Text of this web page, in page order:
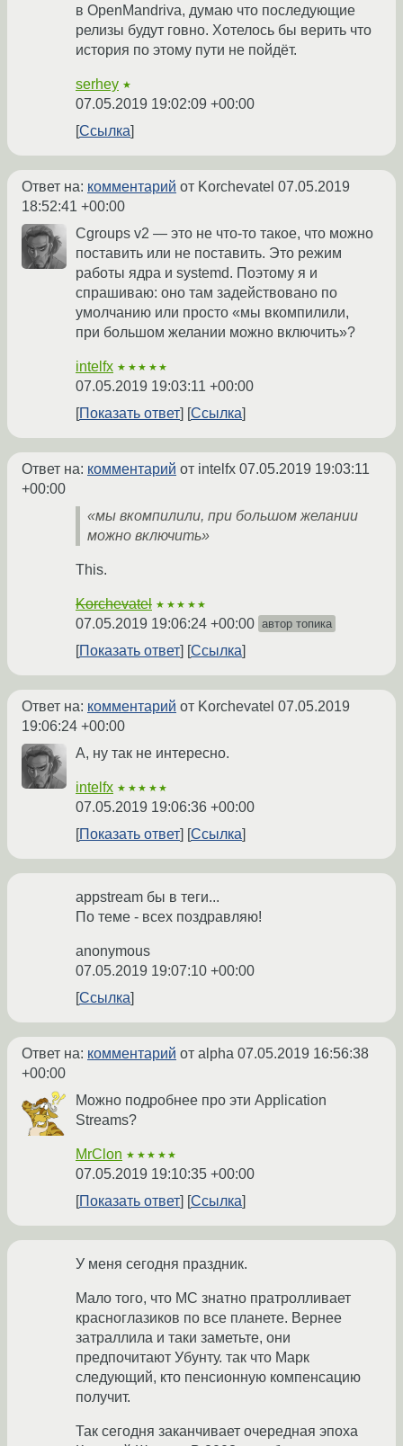
в OpenMandriva, думаю что последующие
релизы будут говно. Хотелось бы верить что
история по этому пути не пойдёт.
serhey ★
07.05.2019 19:02:09 +00:00
Ссылка
Ответ на: комментарий от Korchevatel 07.05.2019
18:52:41 +00:00
Cgroups v2 — это не что-то такое, что можно
поставить или не поставить. Это режим
работы ядра и systemd. Поэтому я и
спрашиваю: оно там задействовано по
умолчанию или просто «мы вкомпилили,
при большом желании можно включить»?
intelfx ★★★★★
07.05.2019 19:03:11 +00:00
Показать ответ
Ссылка
Ответ на: комментарий от intelfx 07.05.2019 19:03:11
+00:00
«мы вкомпилили, при большом желании
можно включить»
This.
Korchevatel ★★★★★
07.05.2019 19:06:24 +00:00 автор топика
Показать ответ Ссылка
Ответ на: комментарий от Korchevatel 07.05.2019
19:06:24 +00:00
А, ну так не интересно.
intelfx ★★★★★
07.05.2019 19:06:36 +00:00
Показать ответ
Ссылка
appstream бы в теги...
По теме - всех поздравляю!
anonymous
07.05.2019 19:07:10 +00:00
Ссылка
Ответ на: комментарий от alpha 07.05.2019 16:56:38
+00:00
Можно подробнее про эти Application
Streams?
MrClon ★★★★★
07.05.2019 19:10:35 +00:00
Показать ответ
Ссылка
У меня сегодня праздник.
Мало того, что МС знатно пратролливает
красноглазиков по все планете. Вернее
затраллила и таки заметьте, они
предпочитают Убунту. так что Марк
следующий, кто пенсионную компенсацию
получит.
Так сегодня заканчивает очередная эпоха